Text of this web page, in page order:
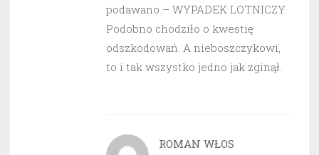
podawano – WYPADEK LOTNICZY.
Podobno chodziło o kwestię
odszkodowań. A nieboszczykowi,
to i tak wszystko jedno jak zginął.
ROMAN WŁOS